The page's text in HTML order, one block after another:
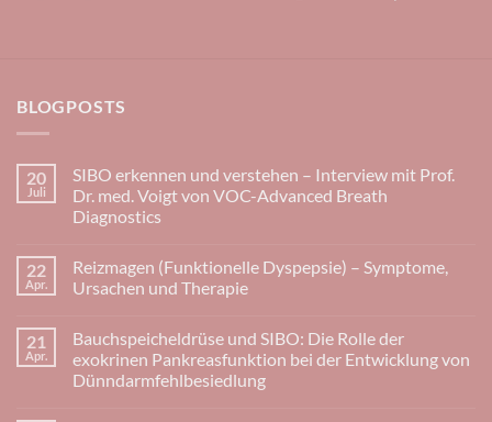
BLOGPOSTS
20
Juli
SIBO erkennen und verstehen – Interview mit Prof.
Dr. med. Voigt von VOC-Advanced Breath
Diagnostics
zu
SIBO
erkennen
–
Interview
mit
Prof.
22
Apr.
Reizmagen (Funktionelle Dyspepsie) – Symptome,
Ursachen und Therapie
zu
Reizmagen
(Funktionelle
Dyspepsie)
21
Apr.
Bauchspeicheldrüse und SIBO: Die Rolle der
exokrinen Pankreasfunktion bei der Entwicklung von
Dünndarmfehlbesiedlung